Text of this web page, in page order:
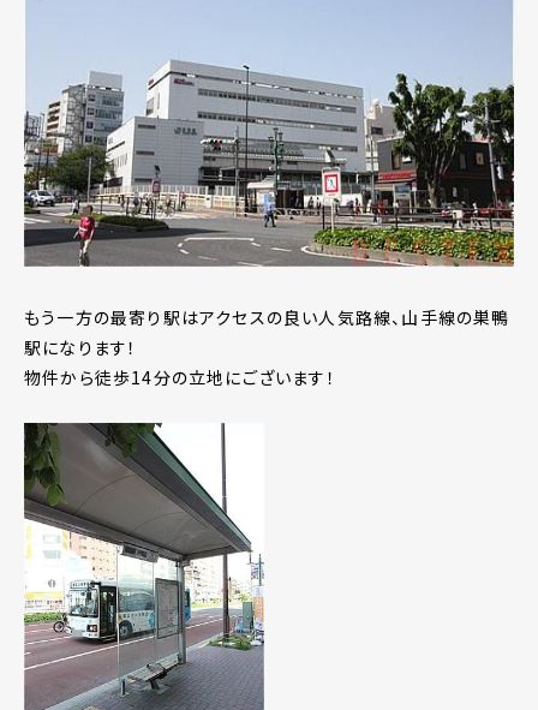
もう一方の最寄り駅はアクセスの良い人気路線、山手線の巣鴨
駅になります！
物件から徒歩14分の立地にございます！